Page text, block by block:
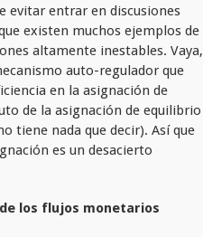
evitar entrar en discusiones
existen muchos ejemplos de
altamente inestables. Vaya,
auto-regulador que
en la asignación de
de la asignación de equilibrio
tiene nada que decir). Así que
es un desacierto
los flujos monetarios